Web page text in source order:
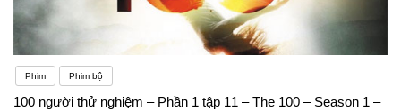
Phim Phim bộ
100 người thử nghiệm – Phần 1 tập 11 – The 100 – Season 1 –